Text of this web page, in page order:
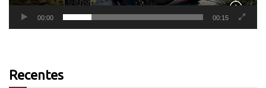
00:00 00:15
Recentes